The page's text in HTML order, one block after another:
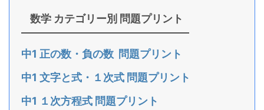
数学 カテゴリー別 問題プリント
中1 正の数・負の数 問題プリント
中1 文字と式・１次式 問題プリント
中1 １次方程式 問題プリント